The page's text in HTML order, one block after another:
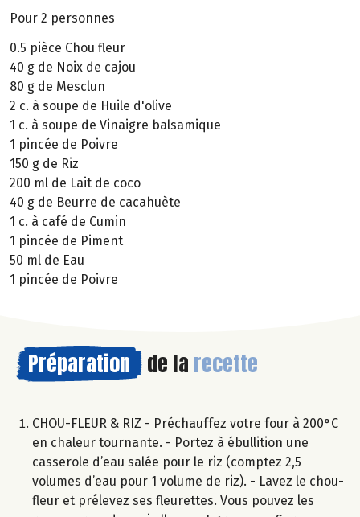
Pour 2 personnes
0.5 pièce Chou fleur
40 g de Noix de cajou
80 g de Mesclun
2 c. à soupe de Huile d'olive
1 c. à soupe de Vinaigre balsamique
1 pincée de Poivre
150 g de Riz
200 ml de Lait de coco
40 g de Beurre de cacahuète
1 c. à café de Cumin
1 pincée de Piment
50 ml de Eau
1 pincée de Poivre
Préparation de la recette
CHOU-FLEUR & RIZ - Préchauffez votre four à 200°C
en chaleur tournante. - Portez à ébullition une
casserole d’eau salée pour le riz (comptez 2,5
volumes d’eau pour 1 volume de riz). - Lavez le chou-
fleur et prélevez ses fleurettes. Vous pouvez les